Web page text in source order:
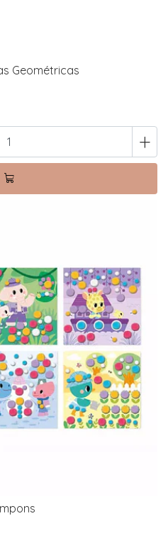
Geométricas
+